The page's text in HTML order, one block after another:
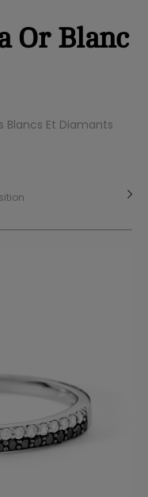
Or Blanc
Blancs Et Diamants